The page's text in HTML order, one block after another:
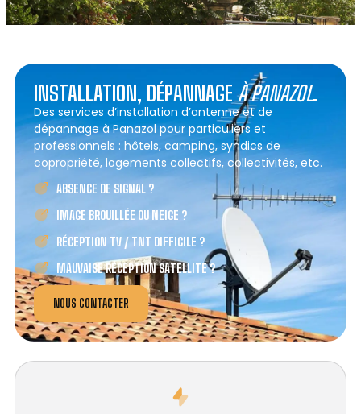
INSTALLATION, DÉPANNAGEÀ PANAZOL.
Des services d’installation d’antenne et de
dépannage à Panazol pour particuliers et
professionnels : hôtels, camping, syndics de
copropriété, logements collectifs, collectivités, etc.
ABSENCE DE SIGNAL ?
IMAGE BROUILLÉE OU NEIGE ?
RÉCEPTION TV / TNT DIFFICILE ?
MAUVAISE RÉCEPTION SATELLITE ?
NOUS CONTACTER